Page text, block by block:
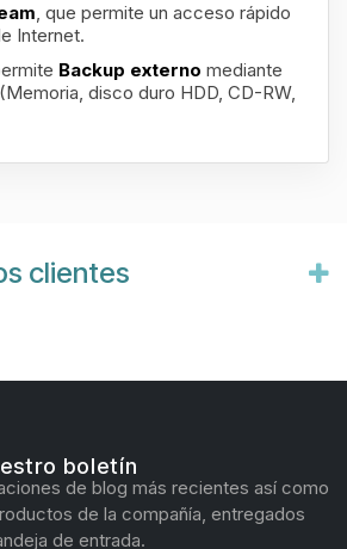
, que permite un acceso rápido
Internet.
Backup externo mediante
disco duro HDD, CD-RW,
clientes
boletín
de blog más recientes así como
de la compañía, entregados
de entrada.